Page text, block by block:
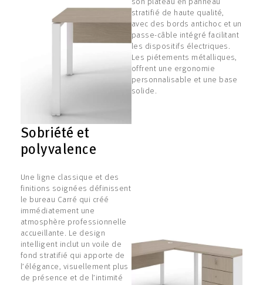
stratifié de haute qualité,
avec des bords antichoc et un
passe-câble intégré facilitant
les dispositifs électriques.
Les piétements métalliques,
offrent une ergonomie
personnalisable et une base
solide.
Sobriété et
polyvalence
Une ligne classique et des
finitions soignées définissent
le bureau Carré qui créé
immédiatement une
atmosphère professionnelle
accueillante. Le design
intelligent inclut un voile de
fond stratifié qui apporte de
l’élégance, visuellement plus
de présence et de l’intimité